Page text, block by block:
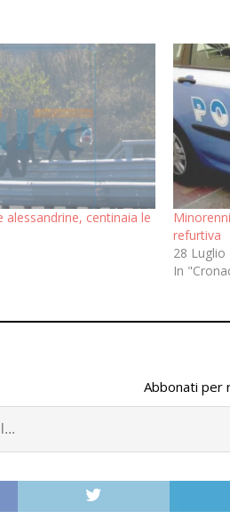
alessandrine, centinaia le
refurtiva
28 Luglio
In
Abbonati per